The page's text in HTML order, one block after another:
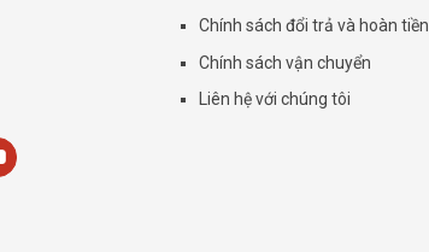
Chính sách đổi trả và hoàn tiền
Chính sách vận chuyển
Liên hệ với chúng tôi